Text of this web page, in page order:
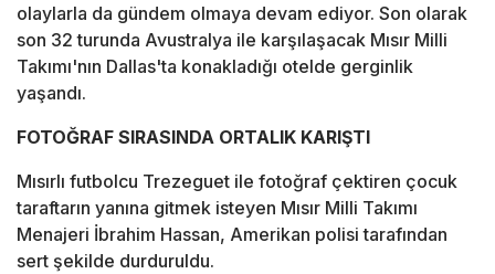
olaylarla da gündem olmaya devam ediyor. Son olarak
son 32 turunda Avustralya ile karşılaşacak Mısır Milli
Takımı'nın Dallas'ta konakladığı otelde gerginlik
yaşandı.
FOTOĞRAF SIRASINDA ORTALIK KARIŞTI
Mısırlı futbolcu Trezeguet ile fotoğraf çektiren çocuk
taraftarın yanına gitmek isteyen Mısır Milli Takımı
Menajeri İbrahim Hassan, Amerikan polisi tarafından
sert şekilde durduruldu.